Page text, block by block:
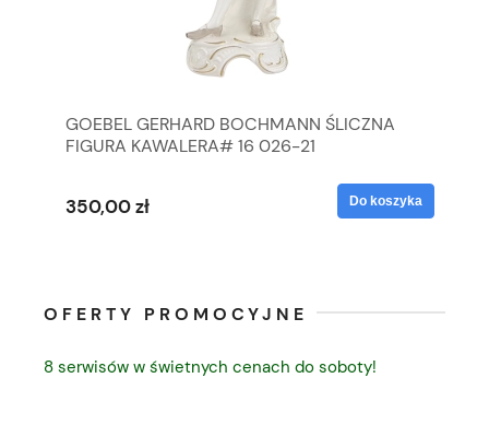
GOEBEL GERHARD BOCHMANN ŚLICZNA
FIGURA KAWALERA# 16 026-21
350,00 zł Do koszyka
OFERTY PROMOCYJNE
8 serwisów w świetnych cenach do soboty!